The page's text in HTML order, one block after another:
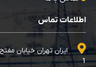
اطلاعات تماس
ایران تهران خیابان
1